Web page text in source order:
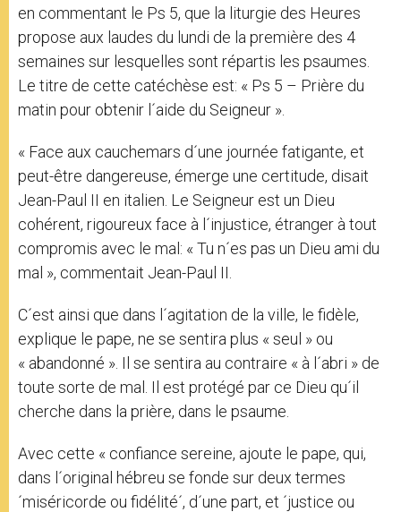
en commentant le Ps 5, que la liturgie des Heures
propose aux laudes du lundi de la première des 4
semaines sur lesquelles sont répartis les psaumes.
Le titre de cette catéchèse est: « Ps 5 – Prière du
matin pour obtenir l´aide du Seigneur ».
« Face aux cauchemars d´une journée fatigante, et
peut-être dangereuse, émerge une certitude, disait
Jean-Paul II en italien. Le Seigneur est un Dieu
cohérent, rigoureux face à l´injustice, étranger à tout
compromis avec le mal: « Tu n´es pas un Dieu ami du
mal », commentait Jean-Paul II.
C´est ainsi que dans l´agitation de la ville, le fidèle,
explique le pape, ne se sentira plus « seul » ou
« abandonné ». Il se sentira au contraire « à l´abri » de
toute sorte de mal. Il est protégé par ce Dieu qu´il
cherche dans la prière, dans le psaume.
Avec cette « confiance sereine, ajoute le pape, qui,
dans l´original hébreu se fonde sur deux termes
´miséricorde ou fidélité´, d´une part, et ´justice ou